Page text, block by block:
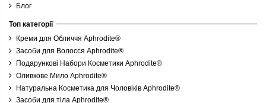
Блог
Топ категорії
Креми для Обличчя Aphrodite®
Засоби для Волосся Aphrodite®
Подарункові Набори Косметики Aphrodite®
Оливкове Мило Aphrodite®
Натуральна Косметика для Чоловіків Aphrodite®
Засоби для тіла Aphrodite®